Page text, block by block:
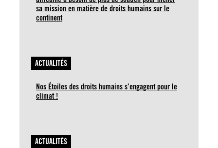
sa mission en matière de droits humains sur le
continent
ACTUALITÉS
Nos Étoiles des droits humains s’engagent pour le
climat !
ACTUALITÉS